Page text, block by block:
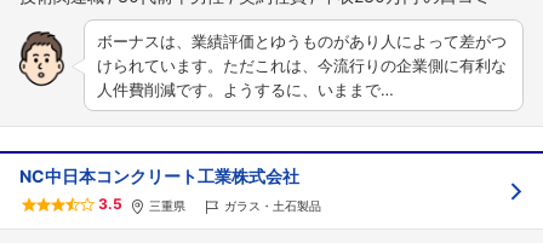
ボーナスは、業績評価とゆうものがあり人によって差がつ
けられています。ただこれは、今流行りの企業側に有利な
人件費削減です。ようするに、いままで…
NC中日本コンクリート工業株式会社
3.5 三重県 ガラス・土石製品